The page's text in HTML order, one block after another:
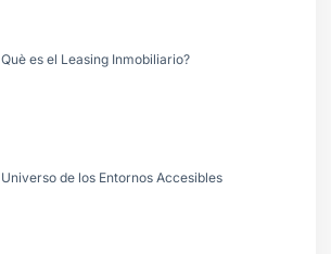
Què es el Leasing Inmobiliario?
Universo de los Entornos Accesibles